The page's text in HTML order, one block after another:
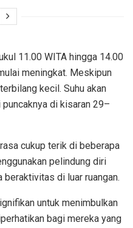
11.00 WITA hingga 14.00
meningkat. Meskipun
kecil. Suhu akan
di kisaran 29–
cukup terik di beberapa
pelindung diri
di luar ruangan.
untuk menimbulkan
bagi mereka yang